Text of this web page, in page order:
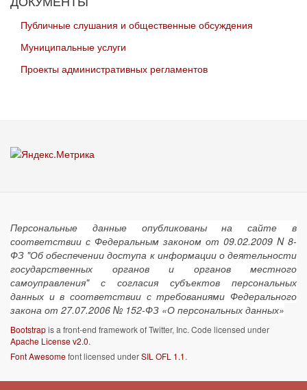
Публичные слушания и общественные обсуждения
Муниципальные услуги
Проекты административных регламентов
Персональные данные опубликованы на сайте в
соответствии с Федеральным законом от 09.02.2009 N 8-
ФЗ "Об обеспечении доступа к информации о деятельности
государственных органов и органов местного
самоуправления" с согласия субъектов персональных
данных и в соответствии с требованиями Федерального
закона от 27.07.2006 № 152-ФЗ «О персональных данных»
Bootstrapis a front-end framework of Twitter, Inc. Code licensed under
Apache License v2.0.
Font Awesomefont licensed underSIL OFL 1.1.